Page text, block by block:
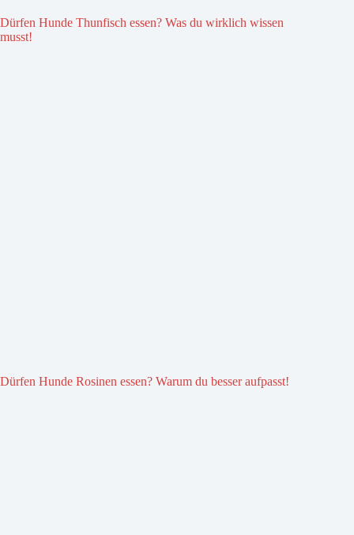
Dürfen Hunde Thunfisch essen? Was du wirklich wissen
musst!
Dürfen Hunde Rosinen essen? Warum du besser aufpasst!